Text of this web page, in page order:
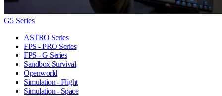
G5 Series
ASTRO Series
FPS - PRO Series
FPS - G Series
Sandbox Survival
Openworld
Simulation - Flight
Simulation - Space